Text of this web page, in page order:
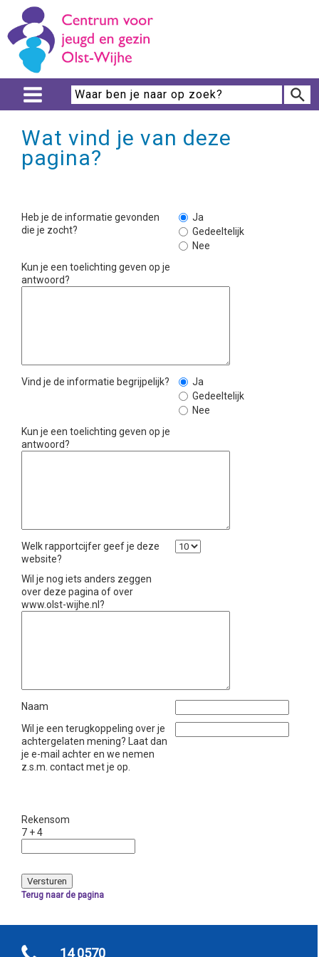
Wat vind je van deze
pagina?
Heb je de informatie gevonden
die je zocht?
Ja
Gedeeltelijk
Nee
Kun je een toelichting geven op je
antwoord?
Vind je de informatie begrijpelijk?
Ja
Gedeeltelijk
Nee
Kun je een toelichting geven op je
antwoord?
Welk rapportcijfer geef je deze
website?
Wil je nog iets anders zeggen
over deze pagina of over
www.olst-wijhe.nl?
Naam
Wil je een terugkoppeling over je
achtergelaten mening? Laat dan
je e-mail achter en we nemen
z.s.m. contact met je op.
Rekensom
7 + 4
Terug naar de pagina
14 0570